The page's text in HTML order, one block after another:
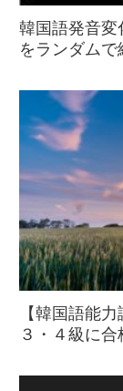
韓国語発音変
をランダムで
【韓国語能
３・４級に